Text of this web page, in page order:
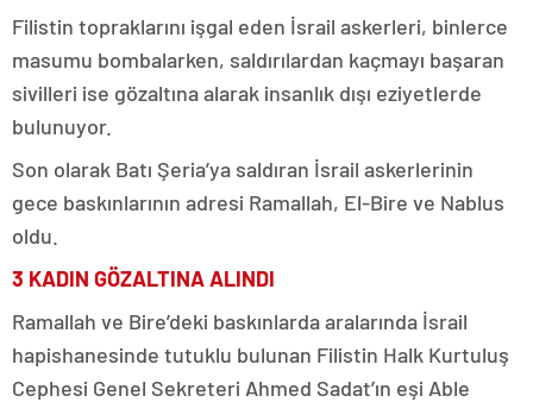
Filistin topraklarını işgal eden İsrail askerleri, binlerce
masumu bombalarken, saldırılardan kaçmayı başaran
sivilleri ise gözaltına alarak insanlık dışı eziyetlerde
bulunuyor.
Son olarak Batı Şeria’ya saldıran İsrail askerlerinin
gece baskınlarının adresi Ramallah, El-Bire ve Nablus
oldu.
3 KADIN GÖZALTINA ALINDI
Ramallah ve Bire’deki baskınlarda aralarında İsrail
hapishanesinde tutuklu bulunan Filistin Halk Kurtuluş
Cephesi Genel Sekreteri Ahmed Sadat’ın eşi Able